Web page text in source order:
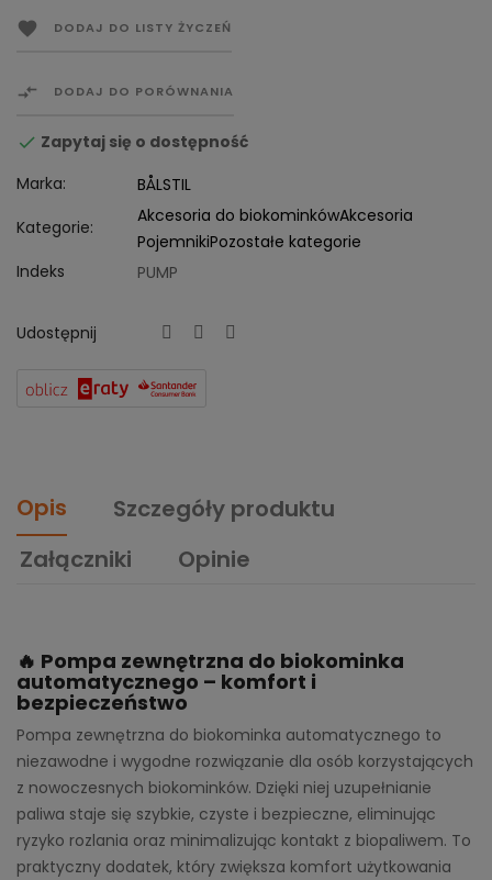
 DODAJ DO LISTY ŻYCZEŃ
 DODAJ DO PORÓWNANIA
 Zapytaj się o dostępność
Marka:
BÅLSTIL
Kategorie:
Akcesoria do biokominkówAkcesoria
PojemnikiPozostałe kategorie
Indeks
PUMP
Udostępnij
Opis
Szczegóły produktu
Załączniki
Opinie
🔥 Pompa zewnętrzna do biokominka
automatycznego – komfort i
bezpieczeństwo
Pompa zewnętrzna do biokominka automatycznego to
niezawodne i wygodne rozwiązanie dla osób korzystających
z nowoczesnych biokominków. Dzięki niej uzupełnianie
paliwa staje się szybkie, czyste i bezpieczne, eliminując
ryzyko rozlania oraz minimalizując kontakt z biopaliwem. To
praktyczny dodatek, który zwiększa komfort użytkowania